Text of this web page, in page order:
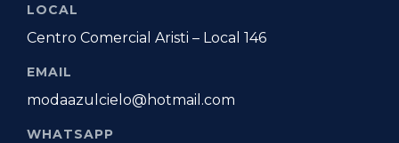
LOCAL
Centro Comercial Aristi – Local 146
EMAIL
modaazulcielo@hotmail.com
WHATSAPP